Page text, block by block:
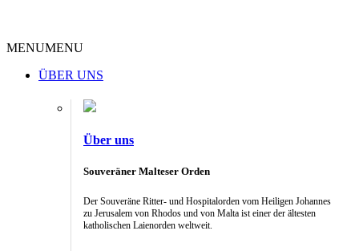
MENUMENU
ÜBER UNS
Über uns
Souveräner Malteser Orden
Der Souveräne Ritter- und Hospitalorden vom Heiligen Johannes
zu Jerusalem von Rhodos und von Malta ist einer der ältesten
katholischen Laienorden weltweit.